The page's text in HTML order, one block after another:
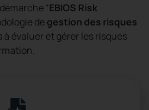
“EBIOS Risk
degestion des risques
évaluer et gérer les risques